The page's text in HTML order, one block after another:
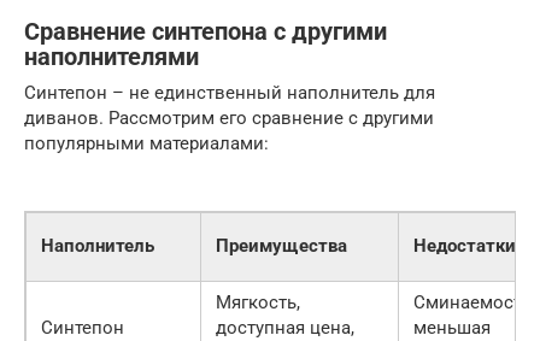
Сравнение синтепона с другими
наполнителями
Синтепон – не единственный наполнитель для
диванов. Рассмотрим его сравнение с другими
популярными материалами:
Наполнитель Преимущества Недостатки
Синтепон
Мягкость,
доступная цена,
Сминаемость,
меньшая